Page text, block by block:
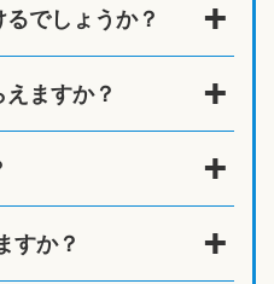
でしょうか？
ますか？
すか？